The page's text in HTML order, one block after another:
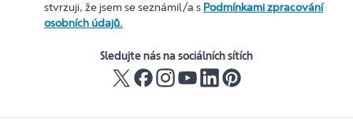
stvrzuji, že jsem se seznámil/a s Podmínkami zpracování
osobních údajů.
Sledujte nás na sociálních sítích